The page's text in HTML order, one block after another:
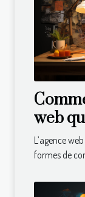
web
L’agence
formes de